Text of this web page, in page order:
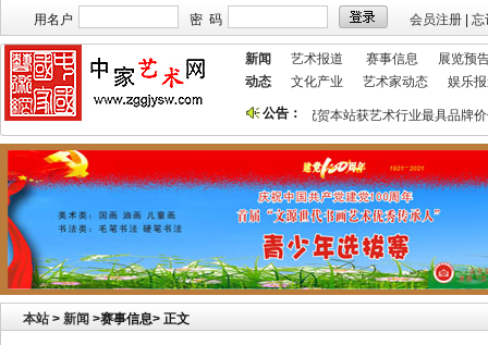
用名户 密 码 会员注册 忘
新闻 艺术报道 赛事信息
展览预
动态
文化产业 艺术家动态 娱乐
公告：
本站欢迎艺术家宣传投放！ 祝贺本站获艺术行业最具品牌价
本站 > 新闻 >赛事信息> 正文